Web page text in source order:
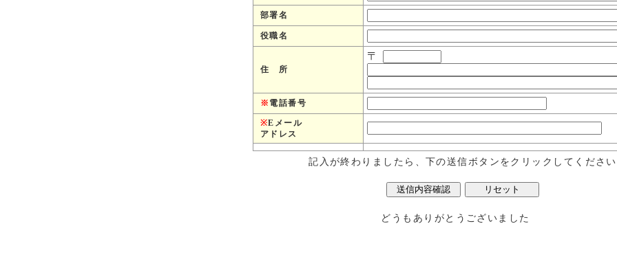
部署名
役職名
住 所
〒
※ 電話番号
※Eメール
アドレス
記入が終わりましたら、下の送信ボタンをクリックしてください
どうもありがとうございました